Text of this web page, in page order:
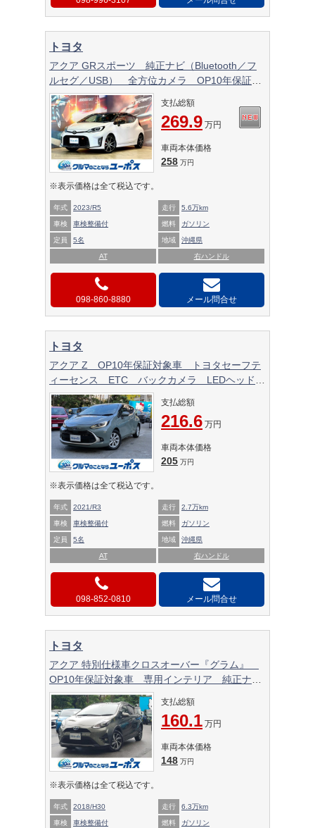
トヨタ
アクア GRスポーツ 純正ナビ（Bluetooth／フ
ルセグ／USB） 全方位カメラ OP10年保証対
象 トヨタセーフティーセンス クルーズコント
ロール ETC BSM シートヒーター ステア
リングヒーター AC100V
支払総額
269.9 万円
車両本体価格
258 万円
※表示価格は全て税込です。
年式 2023/R5 走行 5.6万km
車検 車検整備付 燃料 ガソリン
定員 5名 地域 沖縄県
AT 右ハンドル
098-860-8880 メール問合せ
トヨタ
アクア Z OP10年保証対象車 トヨタセーフテ
ィーセンス ETC バックカメラ LEDヘッドラ
イト
支払総額
216.6 万円
車両本体価格
205 万円
※表示価格は全て税込です。
年式 2021/R3 走行 2.7万km
車検 車検整備付 燃料 ガソリン
定員 5名 地域 沖縄県
AT 右ハンドル
098-852-0810 メール問合せ
トヨタ
アクア 特別仕様車クロスオーバー『グラム』
OP10年保証対象車 専用インテリア 純正ナ
ビ バックモニター
支払総額
160.1 万円
車両本体価格
148 万円
※表示価格は全て税込です。
年式 2018/H30 走行 6.3万km
車検 車検整備付 燃料 ガソリン